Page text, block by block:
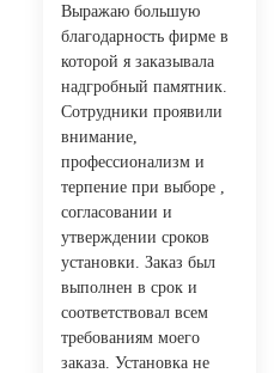
Выражаю большую
благодарность фирме в
которой я заказывала
надгробный памятник.
Сотрудники проявили
внимание,
профессионализм и
терпение при выборе ,
согласовании и
утверждении сроков
установки. Заказ был
выполнен в срок и
соответствовал всем
требованиям моего
заказа. Установка не